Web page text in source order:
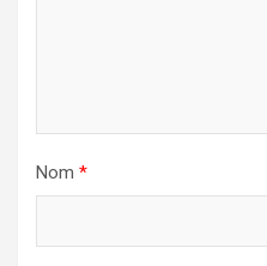
Nom *